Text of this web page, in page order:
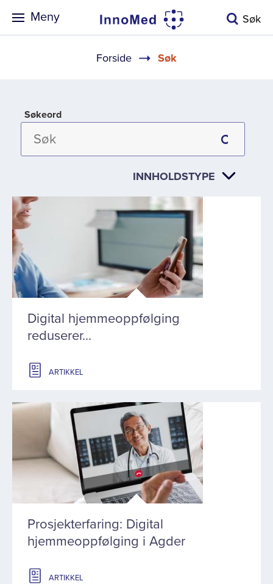
Meny Søk
Navigasjonssti
Forside Søk
Søkeord
INNHOLDSTYPE
Digital hjemmeoppfølging
reduserer…
ARTIKKEL
Prosjekterfaring: Digital
hjemmeoppfølging i Agder
ARTIKKEL